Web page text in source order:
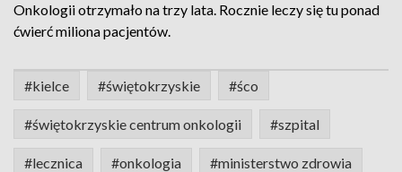
Onkologii otrzymało na trzy lata. Rocznie leczy się tu ponad
ćwierć miliona pacjentów.
#kielce #świętokrzyskie #śco
#świętokrzyskie centrum onkologii #szpital
#lecznica #onkologia #ministerstwo zdrowia